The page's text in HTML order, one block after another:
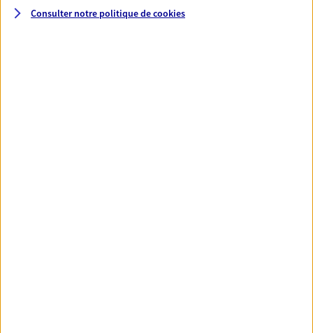
besoins et votre situation personnelle afin de consolider
Consulter notre politique decookies